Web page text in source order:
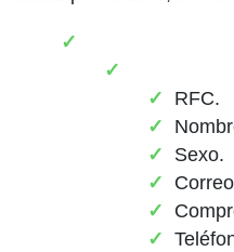
RFC.
Sexo.